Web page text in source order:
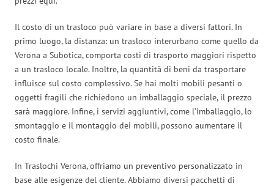
Il costo di un trasloco può variare in base a diversi fattori. In
primo luogo, la distanza: un trasloco interurbano come quello da
Verona a Subotica, comporta costi di trasporto maggiori rispetto
a un trasloco locale. Inoltre, la quantità di beni da trasportare
influisce sul costo complessivo. Se hai molti mobili pesanti o
oggetti fragili che richiedono un imballaggio speciale, il prezzo
sarà maggiore. Infine, i servizi aggiuntivi, come l’imballaggio, lo
smontaggio e il montaggio dei mobili, possono aumentare il
costo finale.
In Traslochi Verona, offriamo un preventivo personalizzato in
base alle esigenze del cliente. Abbiamo diversi pacchetti di